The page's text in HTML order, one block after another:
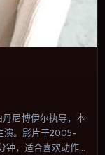
尼·博伊尔执导，本
演。影片于2005-
钟，适合喜欢动作